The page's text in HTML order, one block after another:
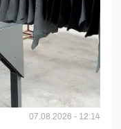
07.08.2026 - 12:14